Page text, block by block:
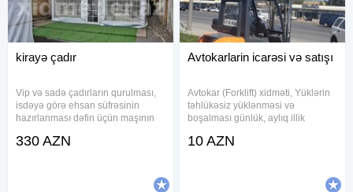
kirayə çadır
Vip və sadə çadırların qurulması,
isdəyə görə ehsan süfrəsinin
hazırlanması dəfin üçün maşının
günün 24 saat xidmətinizdəyik.
330 AZN
Avtokarlarin icarəsi və satışı
Avtokar (Forklift) xidməti, Yüklərin
təhlükəsiz yüklənməsi və
boşalması günlük, aylıq illik
qiymət 7/24 xidmətinizdəyik
10 AZN